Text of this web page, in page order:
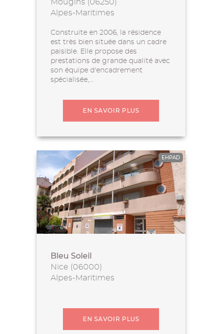
Mougins (06250)
Alpes-Maritimes
Construite en 2006, la résidence
est très bien située dans un cadre
paisible. Elle propose des
prestations de grande qualité avec
son équipe d'encadrement
spécialisée,...
EN SAVOIR PLUS
EHPAD
Bleu Soleil
Nice (06000)
Alpes-Maritimes
EN SAVOIR PLUS